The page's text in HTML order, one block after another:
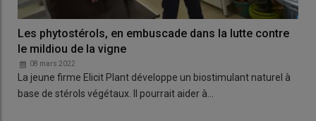
Les phytostérols, en embuscade dans la lutte contre
le mildiou de la vigne
08 mars 2022
La jeune firme Elicit Plant développe un biostimulant naturel à
base de stérols végétaux. Il pourrait aider à…